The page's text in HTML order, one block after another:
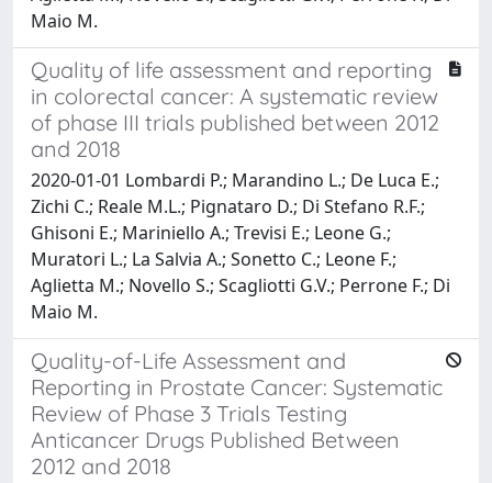
Maio M.
Quality of life assessment and reporting
in colorectal cancer: A systematic review
of phase III trials published between 2012
and 2018
2020-01-01 Lombardi P.; Marandino L.; De Luca E.;
Zichi C.; Reale M.L.; Pignataro D.; Di Stefano R.F.;
Ghisoni E.; Mariniello A.; Trevisi E.; Leone G.;
Muratori L.; La Salvia A.; Sonetto C.; Leone F.;
Aglietta M.; Novello S.; Scagliotti G.V.; Perrone F.; Di
Maio M.
Quality-of-Life Assessment and
Reporting in Prostate Cancer: Systematic
Review of Phase 3 Trials Testing
Anticancer Drugs Published Between
2012 and 2018